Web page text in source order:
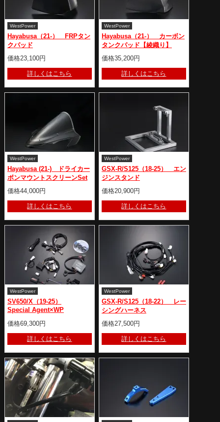
WestPower
Hayabusa（21-） FRPタン
クパッド
価格23,100円
詳しくはこちら
WestPower
Hayabusa（21-） カーボン
タンクパッド【綾織り】
価格35,200円
詳しくはこちら
WestPower
Hayabusa (21-) ドライカー
ボンマウントスクリーンSet
価格44,000円
詳しくはこちら
WestPower
GSX-R/S125（18-25） エン
ジンスタンド
価格20,900円
詳しくはこちら
WestPower
SV650/X（19-25）
Special Agent×WP
価格69,300円
詳しくはこちら
WestPower
GSX-R/S125（18-22） レー
シングハーネス
価格27,500円
詳しくはこちら